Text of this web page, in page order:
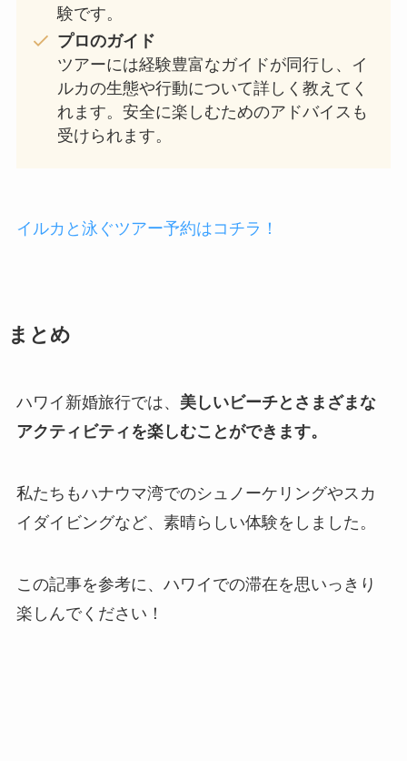
験です。
プロのガイド
ツアーには経験豊富なガイドが同行し、イ
ルカの生態や行動について詳しく教えてく
れます。安全に楽しむためのアドバイスも
受けられます。
イルカと泳ぐツアー予約はコチラ！
まとめ
ハワイ新婚旅行では、 美しいビーチとさまざまな
アクティビティを楽しむことができます。
私たちもハナウマ湾でのシュノーケリングやスカ
イダイビングなど、素晴らしい体験をしました。
この記事を参考に、ハワイでの滞在を思いっきり
楽しんでください！